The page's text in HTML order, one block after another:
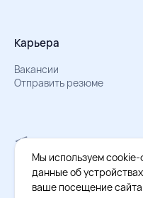
Карьера
Вакансии
Отправить резюме
Мы в Телеграм
Документы об обработке
Охрана труда – результаты
Мы используем
данные об
ваше посещение